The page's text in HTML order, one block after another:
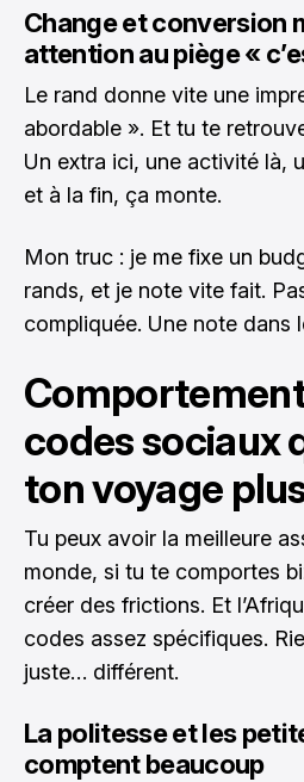
Change et conversion
attention au piège «
Le rand donne vite une
abordable ». Et tu te
Un extra ici, une activité là,
et à la fin, ça monte.
Mon truc : je me fixe un
rands, et je note vite fait.
compliquée. Une note dans
codes sociaux
ton voyage
Tu peux avoir la meilleure
monde, si tu te comportes
créer des frictions. Et
codes assez spécifiques.
juste… différent.
La politesse et les
comptent beaucoup